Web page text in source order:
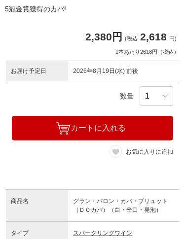
5冠金賞獲得のカバ!
2,380円 (税込 2,618 円)
1本あたり2618円（税込）
お届け予定日 2026年8月19日(水) 前後
数量
カートに入れる
お気に入りに追加
商品名
グラン・バロン・カバ・ブリュット
（ＤＯカバ）（白・辛口・発泡）
タイプ スパークリングワイン